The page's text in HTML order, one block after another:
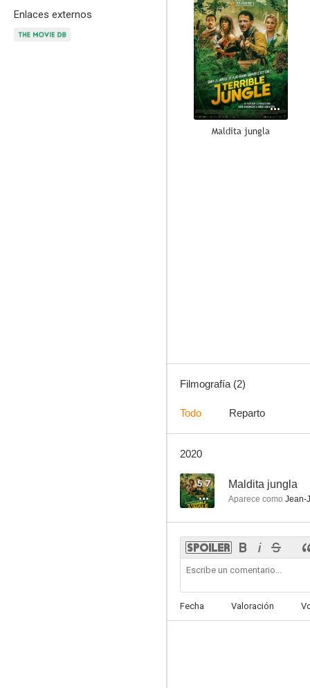
Enlaces externos
Maldita jungla
Filmografía (2)
Todo Reparto
2020
5.7 Maldita jungla
Aparece como Jean-
Fecha Valoración